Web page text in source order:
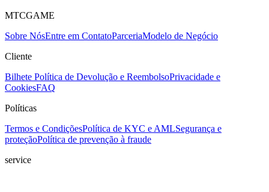
MTCGAME
Sobre NósEntre em ContatoParceriaModelo de Negócio
Cliente
Bilhete Política de Devolução e ReembolsoPrivacidade e
CookiesFAQ
Políticas
Termos e CondiçõesPolítica de KYC e AMLSegurança e
proteçãoPolítica de prevenção à fraude
service